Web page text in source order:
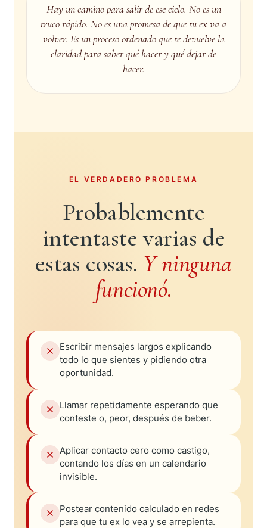
Hay un camino para salir de ese ciclo. No es un
truco rápido. No es una promesa de que tu ex va a
volver. Es un proceso ordenado que te devuelve la
claridad para saber qué hacer y qué dejar de
hacer.
EL VERDADERO PROBLEMA
Probablemente
intentaste varias de
estas cosas. Y ninguna
funcionó.
Escribir mensajes largos explicando
todo lo que sientes y pidiendo otra
oportunidad.
Llamar repetidamente esperando que
conteste o, peor, después de beber.
Aplicar contacto cero como castigo,
contando los días en un calendario
invisible.
Postear contenido calculado en redes
para que tu ex lo vea y se arrepienta.